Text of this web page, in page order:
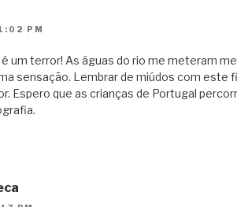
PM
um terror! As águas do rio me meteram
sensação. Lembrar de miúdos com este
Espero que as crianças de Portugal